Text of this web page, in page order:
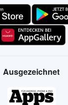
Ausgezeichnet